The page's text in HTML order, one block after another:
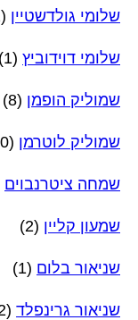
שלומי גולדשטיין (2)
שלומי דוידוביץ (1)
שמוליק הופמן (8)
שמוליק לוטרמן (10)
שמחה ציטרנבוים
שמעון קליין (2)
שניאור בלום (1)
שניאור גרינפלד (2)